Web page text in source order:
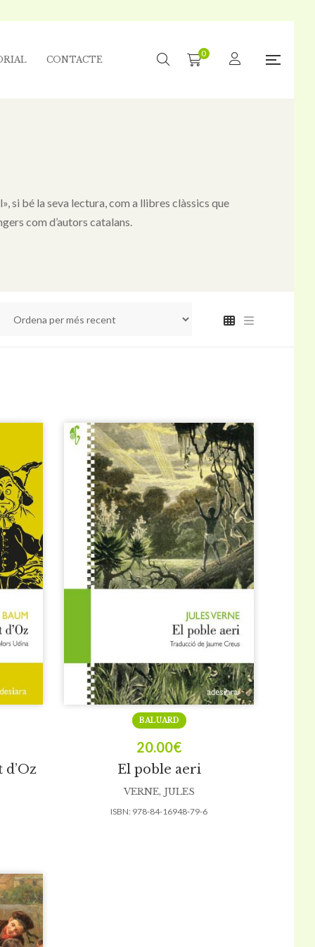
CONTACTE
0
si bé la seva lectura, com a llibres clàssics que
com d’autors catalans.
El poble aeri
BALUARD
20.00€
VERNE, JULES
ISBN: 978-84-16948-79-6